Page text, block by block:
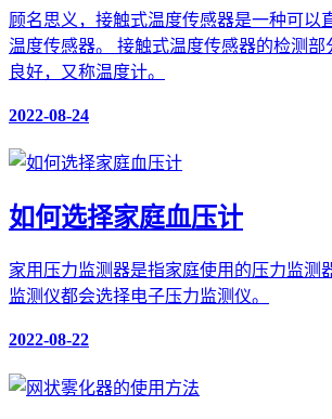
顾名思义，接触式温度传感器是一种可以
温度传感器。 接触式温度传感器的检测部
良好，又称温度计。
2022-08-24
如何选择家庭血压计
家用压力监测器是指家庭使用的压力监测
监测仪都会选择电子压力监测仪。
2022-08-22